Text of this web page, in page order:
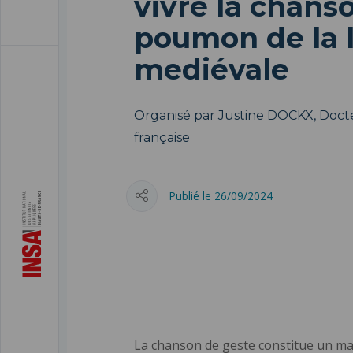
poumon de
mediévale
Organisé par Justine DOCKX,
française
Publié le 26/09/2024
La chanson de geste constitue un